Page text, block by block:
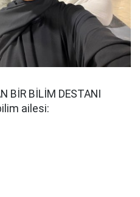
BİR BİLİM DESTANI
ailesi: